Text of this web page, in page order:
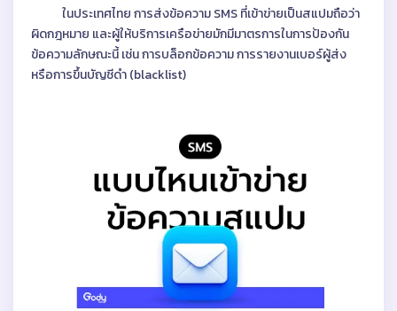
ในประเทศไทย การส่งข้อความ SMS ที่เข้าข่ายเป็นสแปมถือว่า
ผิดกฎหมาย และผู้ให้บริการเครือข่ายมักมีมาตรการในการป้องกัน
ข้อความลักษณะนี้ เช่น การบล็อกข้อความ การรายงานเบอร์ผู้ส่ง
หรือการขึ้นบัญชีดำ (blacklist)